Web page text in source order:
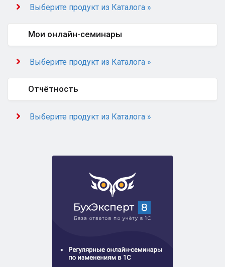
Выберите продукт из Каталога »
Мои онлайн-семинары
Выберите продукт из Каталога »
Отчётность
Выберите продукт из Каталога »